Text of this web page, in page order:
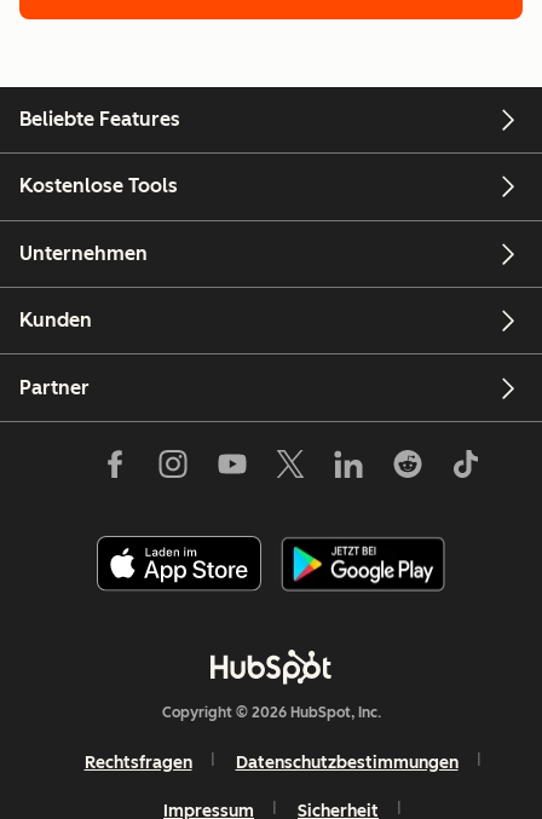
Beliebte Features
Kostenlose Tools
Unternehmen
Kunden
Partner
Copyright © 2026 HubSpot, Inc.
Rechtsfragen Datenschutzbestimmungen
Impressum Sicherheit